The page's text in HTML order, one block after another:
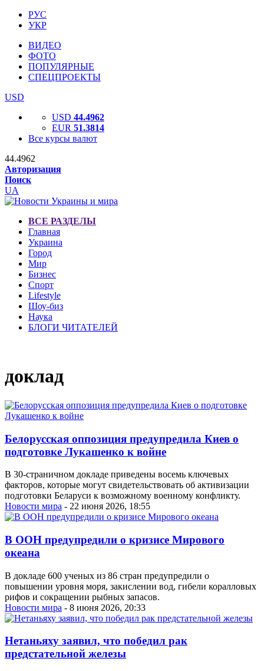
РУС
УКР
ВИДЕО
ФОТО
ПОПУЛЯРНЫЕ
СПЕЦПРОЕКТЫ
USD
USD 44.4962
EUR 51.3814
Все курсы валют
44.4962
Авторизация
Поиск
UA
ВСЕ РАЗДЕЛЫ
Главная
Украина
Город
Мир
Бизнес
Спорт
Lifestyle
Шоу-биз
Наука
БЛОГИ ЧИТАТЕЛЕЙ
доклад
Белорусская оппозиция предупредила Киев о
подготовке Лукашенко к войне
В 30-страничном докладе приведены восемь ключевых
факторов, которые могут свидетельствовать об активизации
подготовки Беларуси к возможному военному конфликту.
Новости мира - 22 июня 2026, 18:55
В ООН предупредили о кризисе Мирового
океана
В докладе 600 ученых из 86 стран предупредили о
повышении уровня моря, закислении вод, гибели коралловых
рифов и сокращении рыбных запасов.
Новости мира - 8 июня 2026, 20:33
Нетаньяху заявил, что победил рак
предстательной железы